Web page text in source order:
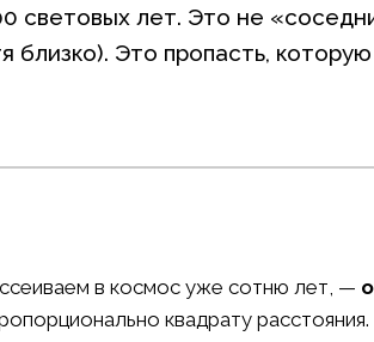
световых лет. Это не
близко). Это пропасть, которую
в космос уже сотню лет, —
квадрату расстояния.